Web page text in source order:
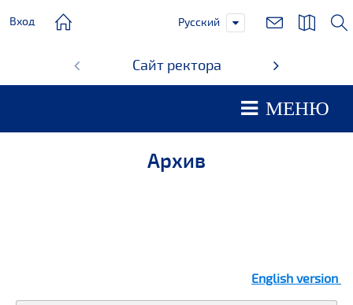
Вход Русский
Сайт ректора
МЕНЮ
Архив
English version